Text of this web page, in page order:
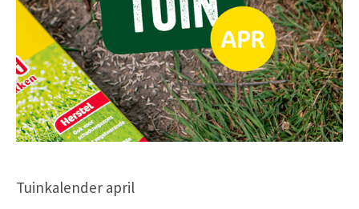
Tuinkalender april